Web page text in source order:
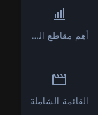
أهم مقاطع الفيديو
القائمة الشاملة